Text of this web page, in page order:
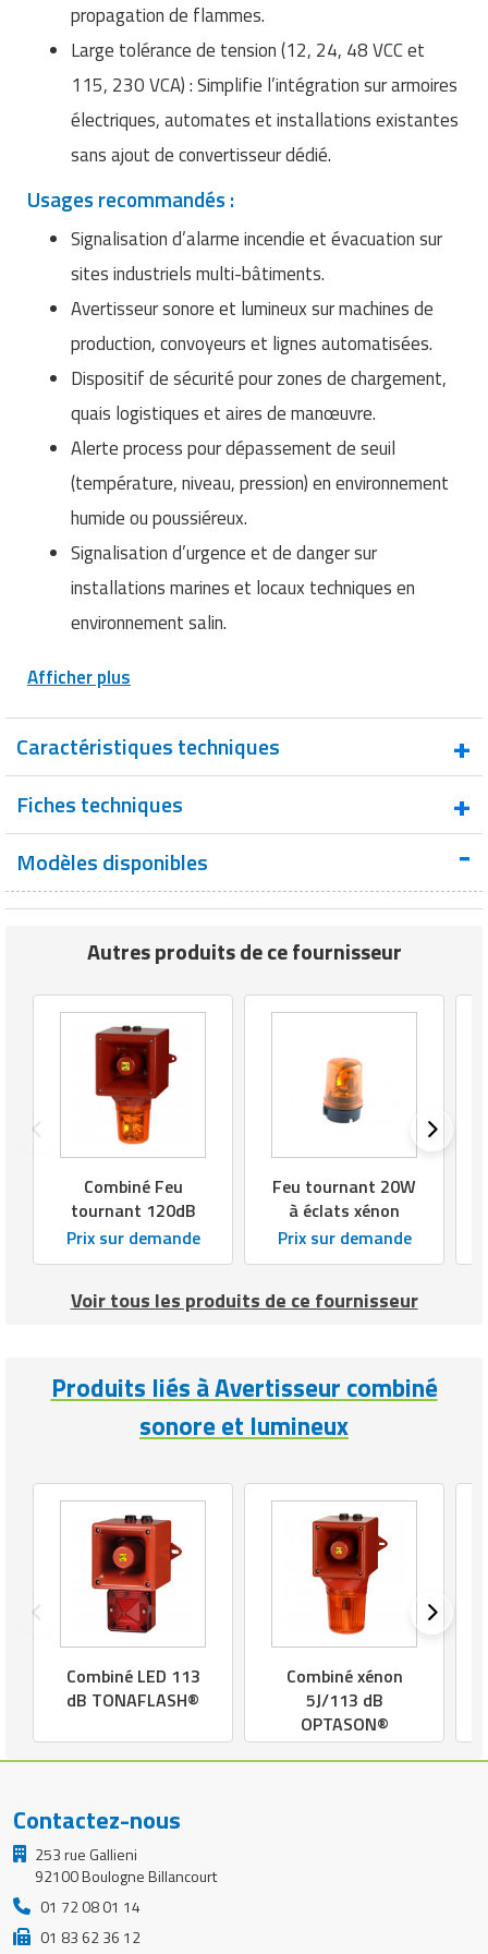
propagation de flammes.
Large tolérance de tension (12, 24, 48 VCC et
115, 230 VCA) : Simplifie l’intégration sur armoires
électriques, automates et installations existantes
sans ajout de convertisseur dédié.
Usages recommandés :
Signalisation d’alarme incendie et évacuation sur
sites industriels multi-bâtiments.
Avertisseur sonore et lumineux sur machines de
production, convoyeurs et lignes automatisées.
Dispositif de sécurité pour zones de chargement,
quais logistiques et aires de manœuvre.
Alerte process pour dépassement de seuil
(température, niveau, pression) en environnement
humide ou poussiéreux.
Signalisation d’urgence et de danger sur
installations marines et locaux techniques en
environnement salin.
Afficher plus
Caractéristiques techniques
Type de produit
Combiné LED 124 dB TONAFLASH® 64
Puissance
sonore à 1 m
(dB)
120 dB
Nombre de sons
disponibles
Nombre de sons
commandables
à distance
4 sons
Type de signal
acoustique
Réglage du
niveau sonore
Oui, par potentiomètre
Choix des sons
Oui, par micro-interrupteur
Mode de
Fixe, Flash, Clignotant
Nombre de
modes
d’éclairage
8 modes
Type
d’éclairage
Puissance
lumineuse (cd)
flash
protection (IP)
Température
d’utilisation
(min)
-40 °C
Fiches techniques
Fiche technique : Combiné LED
Modèles disponibles
Autres produits de ce fournisseur
Combiné Feu
tournant 120dB
Prix sur demande
Feu tournant 20W
à éclats xénon
Prix sur demande
Voir tous les produits de ce fournisseur
Produits liés à Avertisseur combiné
sonore et lumineux
Combiné LED 113
dB TONAFLASH®
Combiné xénon
5J/113 dB
OPTASON®
Contactez-nous
253 rue Gallieni
92100 Boulogne Billancourt
01 72 08 01 14
01 83 62 36 12